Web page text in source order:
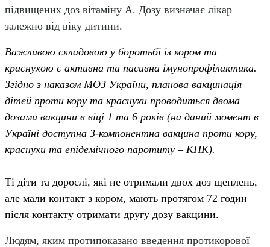
підвищених доз вітаміну А. Дозу визначає лікар
залежно від віку дитини.
Важливою складовою у боротьбі із кором та
краснухою є активна та пасивна імунопрофілактика.
Згідно з наказом МОЗ України, планова вакцинація
дітей проти кору та краснухи проводиться двома
дозами вакцини в віці 1 та 6 років (на даний момент в
Україні доступна 3-компонентна вакцина проти кору,
краснухи та епідемічного паротиту – КПК).
Ті діти та дорослі, які не отримали двох доз щеплень,
але мали контакт з кором, мають протягом 72 годин
після контакту отримати другу дозу вакцини.
Людям, яким протипоказано введення протикорової